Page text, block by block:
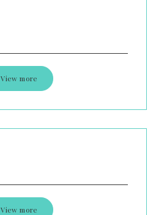
View more
View more